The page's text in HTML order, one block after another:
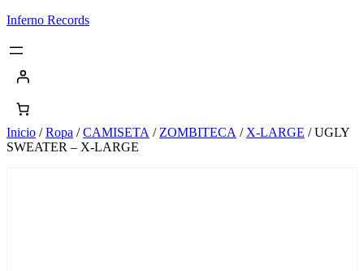
Saltar
contenido
Inferno Records
Inicio /Ropa /CAMISETA / ZOMBITECA / X-LARGE / UGLY
SWEATER – X-LARGE